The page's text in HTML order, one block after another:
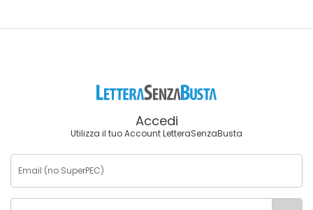
Accedi
Utilizza il tuo Account LetteraSenzaBusta